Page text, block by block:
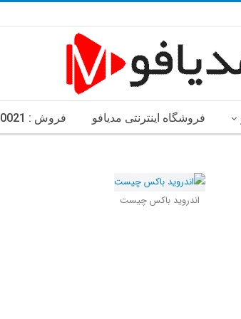
فروشگاه اینترنتی مدیافو فروش : 33720021-021
اندروید باکس چیست